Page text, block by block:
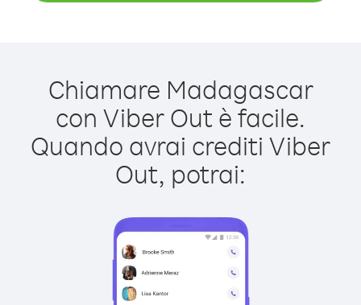
Chiamare Madagascar
con Viber Out è facile.
Quando avrai crediti Viber
Out, potrai: